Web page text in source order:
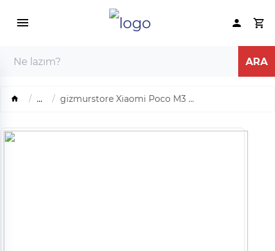
... gizmurstore Xiaomi Poco M3 ...